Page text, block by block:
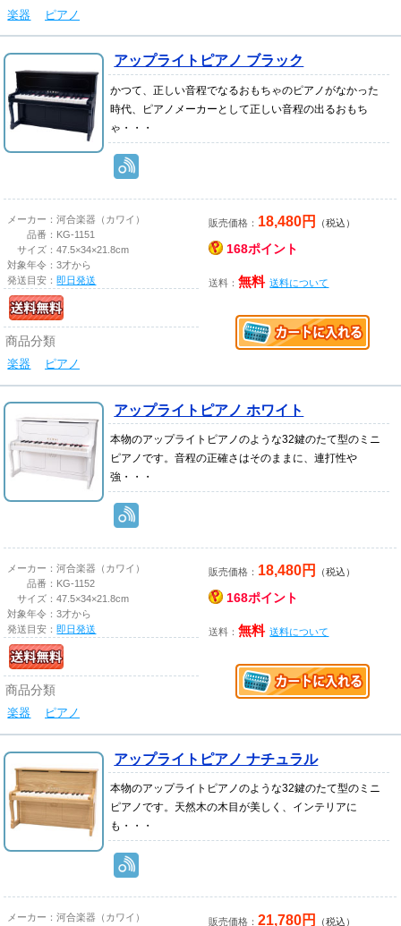
楽器 ピアノ
アップライトピアノ ブラック
かつて、正しい音程でなるおもちゃのピアノがなかった
時代、ピアノメーカーとして正しい音程の出るおもち
ゃ・・・
メーカー：河合楽器（カワイ）
品番： KG-1151
サイズ：47.5×34×21.8cm
対象年令：3才から
発送目安：即日発送
商品分類
楽器 ピアノ
販売価格： 18,480円 （税込）
168ポイント
送料：無料 送料について
アップライトピアノ ホワイト
本物のアップライトピアノのような32鍵のたて型のミニ
ピアノです。音程の正確さはそのままに、連打性や
強・・・
メーカー：河合楽器（カワイ）
品番： KG-1152
サイズ：47.5×34×21.8cm
対象年令：3才から
発送目安：即日発送
商品分類
楽器 ピアノ
販売価格： 18,480円 （税込）
168ポイント
送料：無料 送料について
アップライトピアノ ナチュラル
本物のアップライトピアノのような32鍵のたて型のミニ
ピアノです。天然木の木目が美しく、インテリアに
も・・・
メーカー：河合楽器（カワイ） 販売価格：21,780円 （税込）